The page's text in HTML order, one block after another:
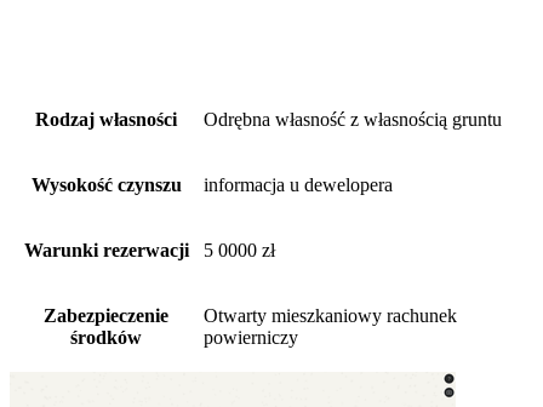
Rodzaj własności Odrębna własność z własnością gruntu
Wysokość czynszu informacja u dewelopera
Warunki rezerwacji 5 0000 zł
Zabezpieczenie
środków
Otwarty mieszkaniowy rachunek
powierniczy